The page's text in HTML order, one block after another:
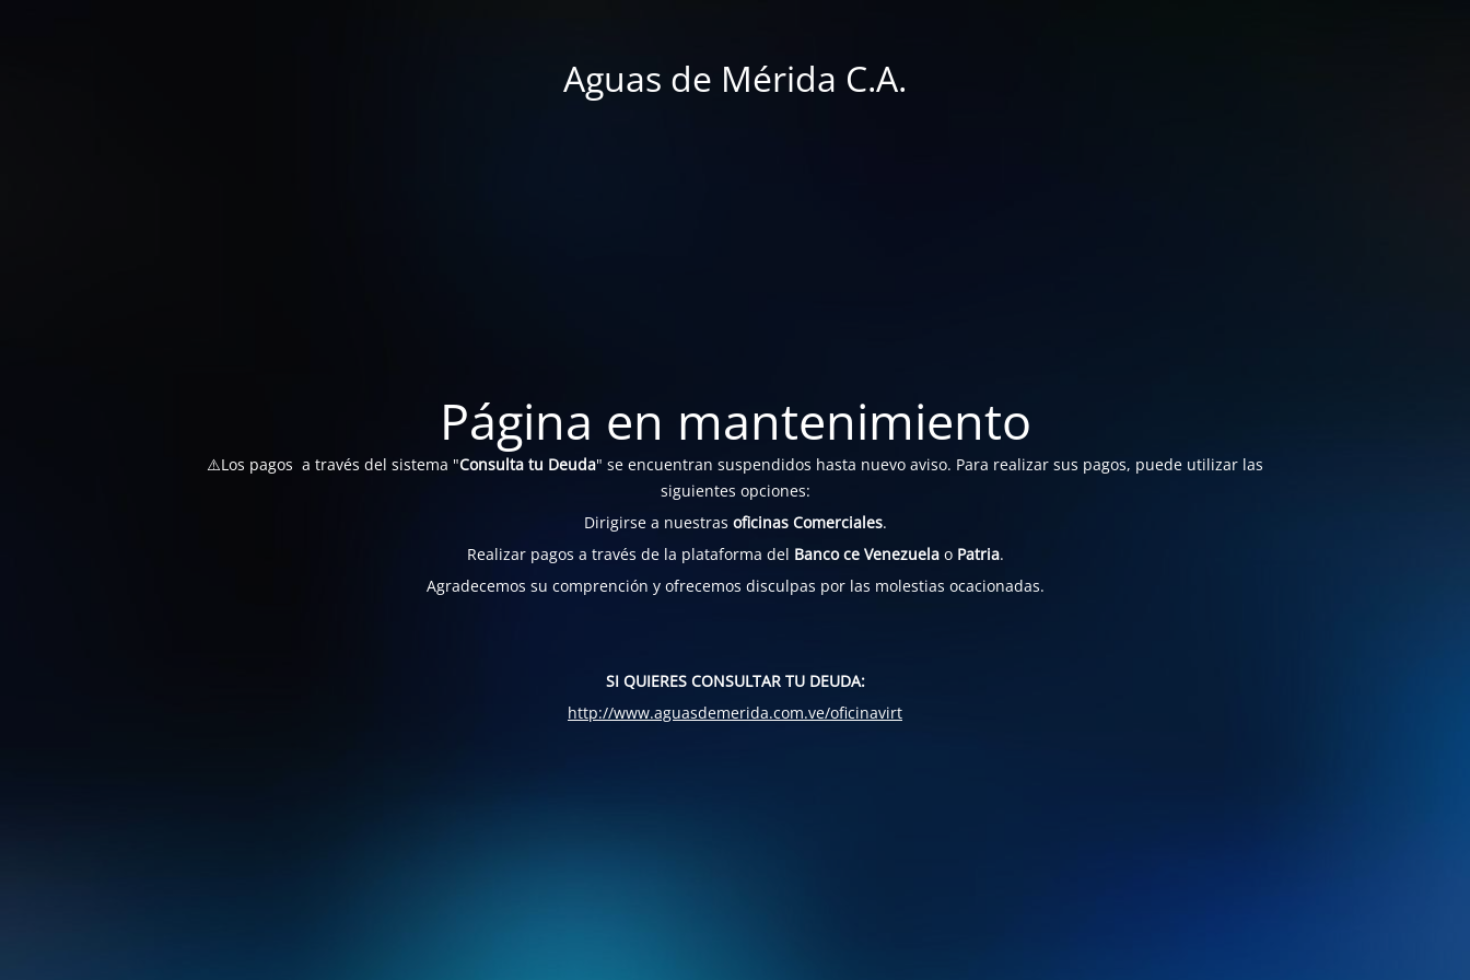
Aguas de Mérida C.A.
Página en mantenimiento
⚠️Los pagos a través del sistema "Consulta tu Deuda" se encuentran suspendidos hasta nuevo aviso. Para realizar sus pagos, puede utilizar las
siguientes opciones:
Dirigirse a nuestras oficinas Comerciales.
Realizar pagos a través de la plataforma del Banco ce Venezuelao Patria.
Agradecemos su comprención y ofrecemos disculpas por las molestias ocacionadas.
SI QUIERES CONSULTAR TU DEUDA:
http://www.aguasdemerida.com.ve/oficinavirt